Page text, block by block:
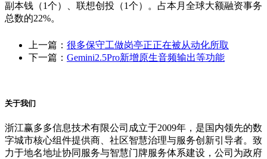
副本钱（1个）、联想创投（1个）。占本月全球大额融资事务
总数的22%。
上一篇： 很多保守工做岗亭正正在被从动化所取
下一篇： Gemini2.5Pro新增原生音频输出等功能
关于我们
浙江赢多多信息技术有限公司成立于2009年，是国内领先的数
字城市核心组件提供商、社区智慧治理与服务创新引导者。致
力于地名地址协同服务与智慧门牌服务体系建设，公司为政府